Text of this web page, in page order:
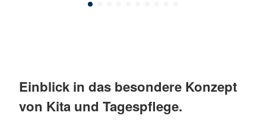
Einblick in das besondere Konzept
von Kita und Tagespflege.